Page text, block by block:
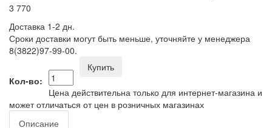
3 770
Доставка 1-2 дн.
Сроки доставки могут быть меньше, уточняйте у менеджера
8(3822)97-99-00.
Кол-во:
Купить
Цена действительна только для интернет-магазина и
может отличаться от цен в розничных магазинах
Описание